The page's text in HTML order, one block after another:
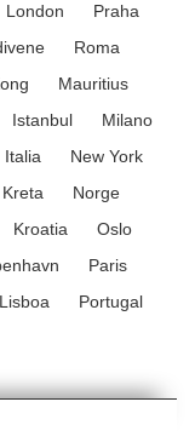
London
Praha
Roma
Mauritius
Istanbul
Milano
Italia
New York
Kreta
Norge
Kroatia
Oslo
Paris
Lisboa
Portugal